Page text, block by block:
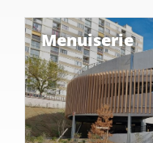
RECRUTEMENT
CONTACT
Menuiserie